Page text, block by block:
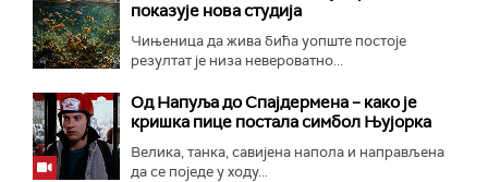
показује нова студија
Чињеница да жива бића уопште постоје
резултат је низа невероватно...
Од Напуља до Спајдермена – како је
кришка пице постала симбол Њујорка
Велика, танка, савијена напола и направљена
да се поједе у ходу...